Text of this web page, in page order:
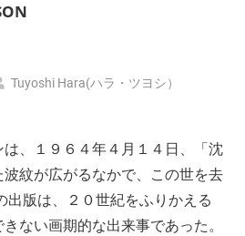
Tuyoshi Hara(ハラ・ツヨシ）
、１９６４年４月１４日、「沈
紋が広がるなかで、この世を去
出版は、２０世紀をふりかえる
ない画期的な出来事であった。